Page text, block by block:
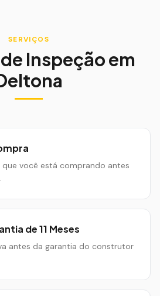
SERVIÇOS
Inspeção em
você está comprando antes
de 11 Meses
antes da garantia do construtor